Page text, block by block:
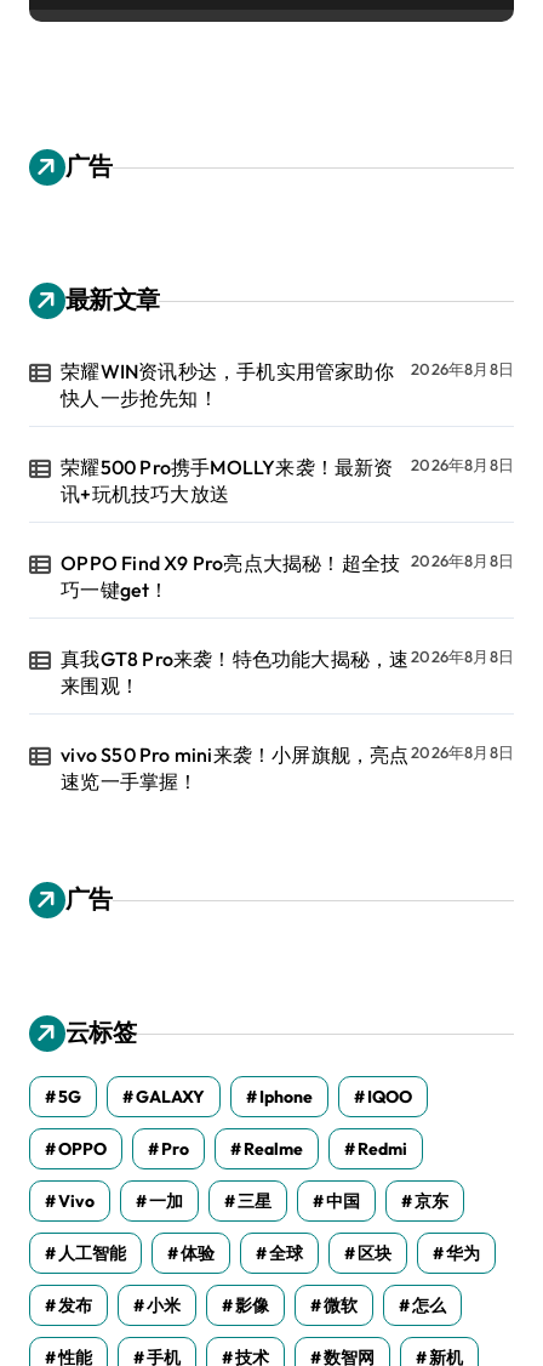
广告
最新文章
荣耀WIN资讯秒达，手机实用管家助你
快人一步抢先知！
2026年8月8日
荣耀500 Pro携手MOLLY来袭！最新资
讯+玩机技巧大放送
2026年8月8日
OPPO Find X9 Pro亮点大揭秘！超全技
巧一键get！
2026年8月8日
真我GT8 Pro来袭！特色功能大揭秘，速
来围观！
2026年8月8日
vivo S50 Pro mini来袭！小屏旗舰，亮点
速览一手掌握！
2026年8月8日
广告
云标签
5G GALAXY Iphone IQOO
OPPO Pro Realme Redmi
Vivo 一加 三星 中国 京东
人工智能 体验 全球 区块 华为
发布 小米 影像 微软 怎么
性能 手机 技术 数智网 新机